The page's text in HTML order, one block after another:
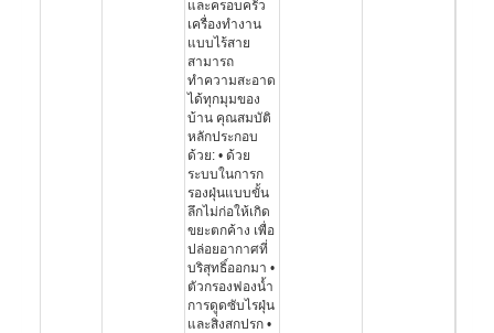
และครอบครัว
เครื่องทำงาน
แบบไร้สาย
สามารถ
ทำความสะอาด
ได้ทุกมุมของ
บ้าน คุณสมบัติ
หลักประกอบ
ด้วย: • ด้วย
ระบบในการก
รองฝุ่นแบบขั้น
ลึกไม่ก่อให้เกิด
ขยะตกค้าง เพื่อ
ปล่อยอากาศที่
บริสุทธิ์ออกมา •
ตัวกรองฟองน้ำ
การดูดซับไรฝุ่น
และสิ่งสกปรก •